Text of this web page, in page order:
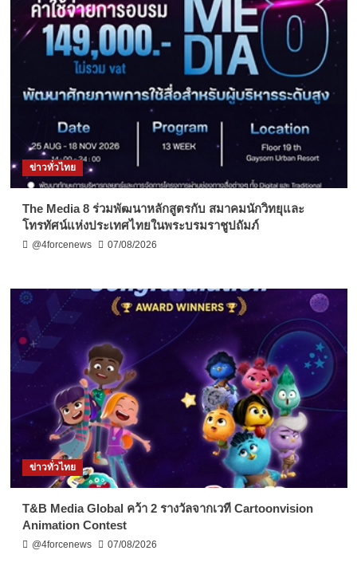
ข่าวทั่วไทย
The Media 8 ร่วมพัฒนาหลักสูตรกับ สมาคมนักวิทยุและ
โทรทัศน์แห่งประเทศไทยในพระบรมราชูปถัมภ์
@4forcenews 07/08/2026
ข่าวทั่วไทย
T&B Media Global คว้า 2 รางวัลจากเวที Cartoonvision
Animation Contest
@4forcenews 07/08/2026